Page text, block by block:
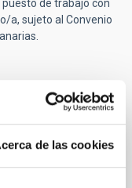
de las cookies
de trabajo con
a, sujeto al Convenio